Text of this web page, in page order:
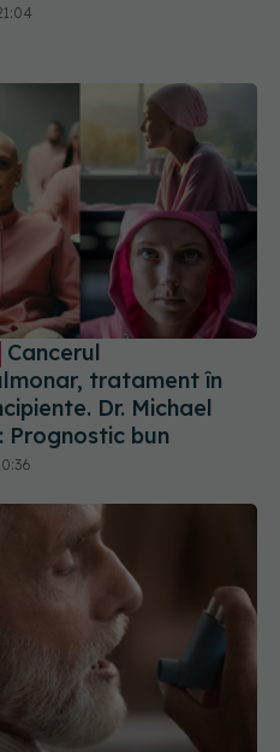
Cancerul
tratament în
Dr. Michael
Prognostic bun